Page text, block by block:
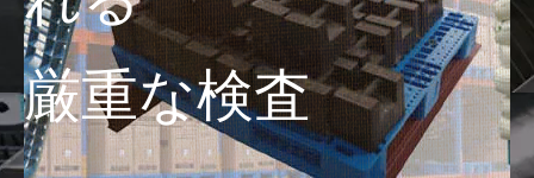
厳重な検査